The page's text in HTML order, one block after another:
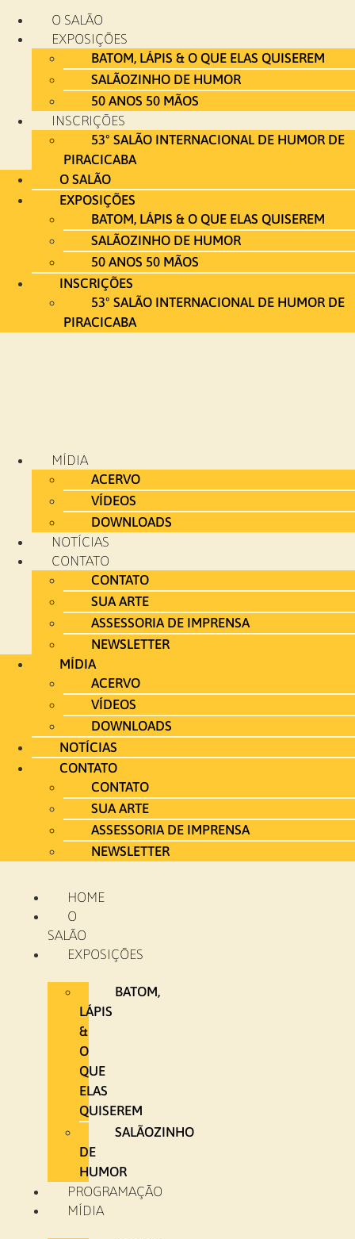
para
conteúdo
O SALÃO
EXPOSIÇÕES
BATOM, LÁPIS & O QUE ELAS QUISEREM
SALÃOZINHO DE HUMOR
50 ANOS 50 MÃOS
INSCRIÇÕES
53º SALÃO INTERNACIONAL DE HUMOR DE
PIRACICABA
O SALÃO
EXPOSIÇÕES
BATOM, LÁPIS & O QUE ELAS QUISEREM
SALÃOZINHO DE HUMOR
50 ANOS 50 MÃOS
INSCRIÇÕES
53º SALÃO INTERNACIONAL DE HUMOR DE
PIRACICABA
MÍDIA
ACERVO
VÍDEOS
DOWNLOADS
NOTÍCIAS
CONTATO
CONTATO
SUA ARTE
ASSESSORIA DE IMPRENSA
NEWSLETTER
MÍDIA
ACERVO
VÍDEOS
DOWNLOADS
NOTÍCIAS
CONTATO
CONTATO
SUA ARTE
ASSESSORIA DE IMPRENSA
NEWSLETTER
HOME
O
SALÃO
EXPOSIÇÕES
BATOM,
LÁPIS
&
O
QUE
ELAS
QUISEREM
SALÃOZINHO
DE
HUMOR
PROGRAMAÇÃO
MÍDIA